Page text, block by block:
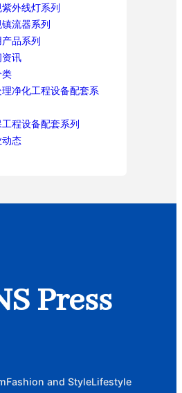
外线灯系列
流器系列
产品系列
资讯
类
净化工程设备配套系
程设备配套系列
态
Press
Fashion and StyleLifestyle